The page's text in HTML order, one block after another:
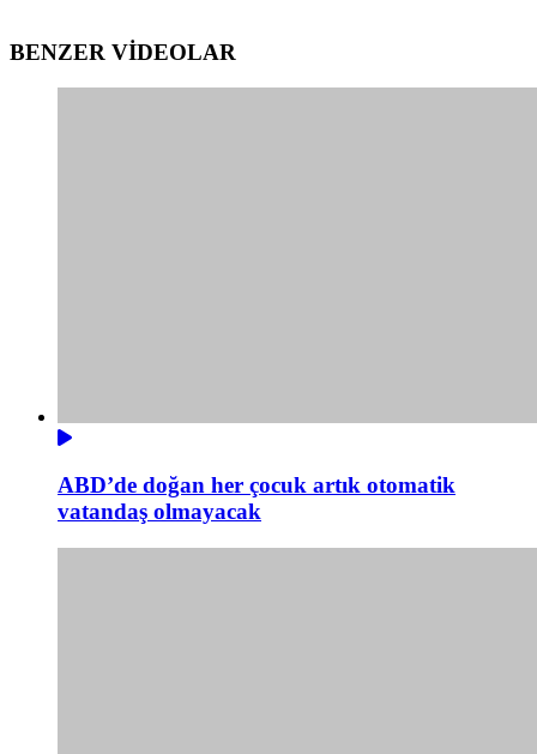
BENZER VİDEOLAR
ABD’de doğan her çocuk artık otomatik
vatandaş olmayacak